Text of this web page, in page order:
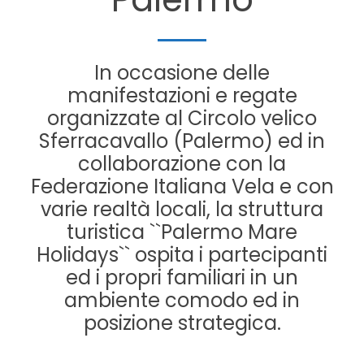
In occasione delle
manifestazioni e regate
organizzate al Circolo velico
Sferracavallo (Palermo) ed in
collaborazione con la
Federazione Italiana Vela e con
varie realtà locali, la struttura
turistica ``Palermo Mare
Holidays`` ospita i partecipanti
ed i propri familiari in un
ambiente comodo ed in
posizione strategica.